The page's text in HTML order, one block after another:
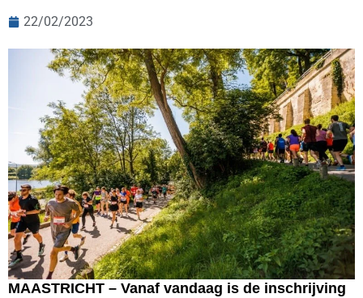
22/02/2023
MAASTRICHT – Vanaf vandaag is de inschrijving